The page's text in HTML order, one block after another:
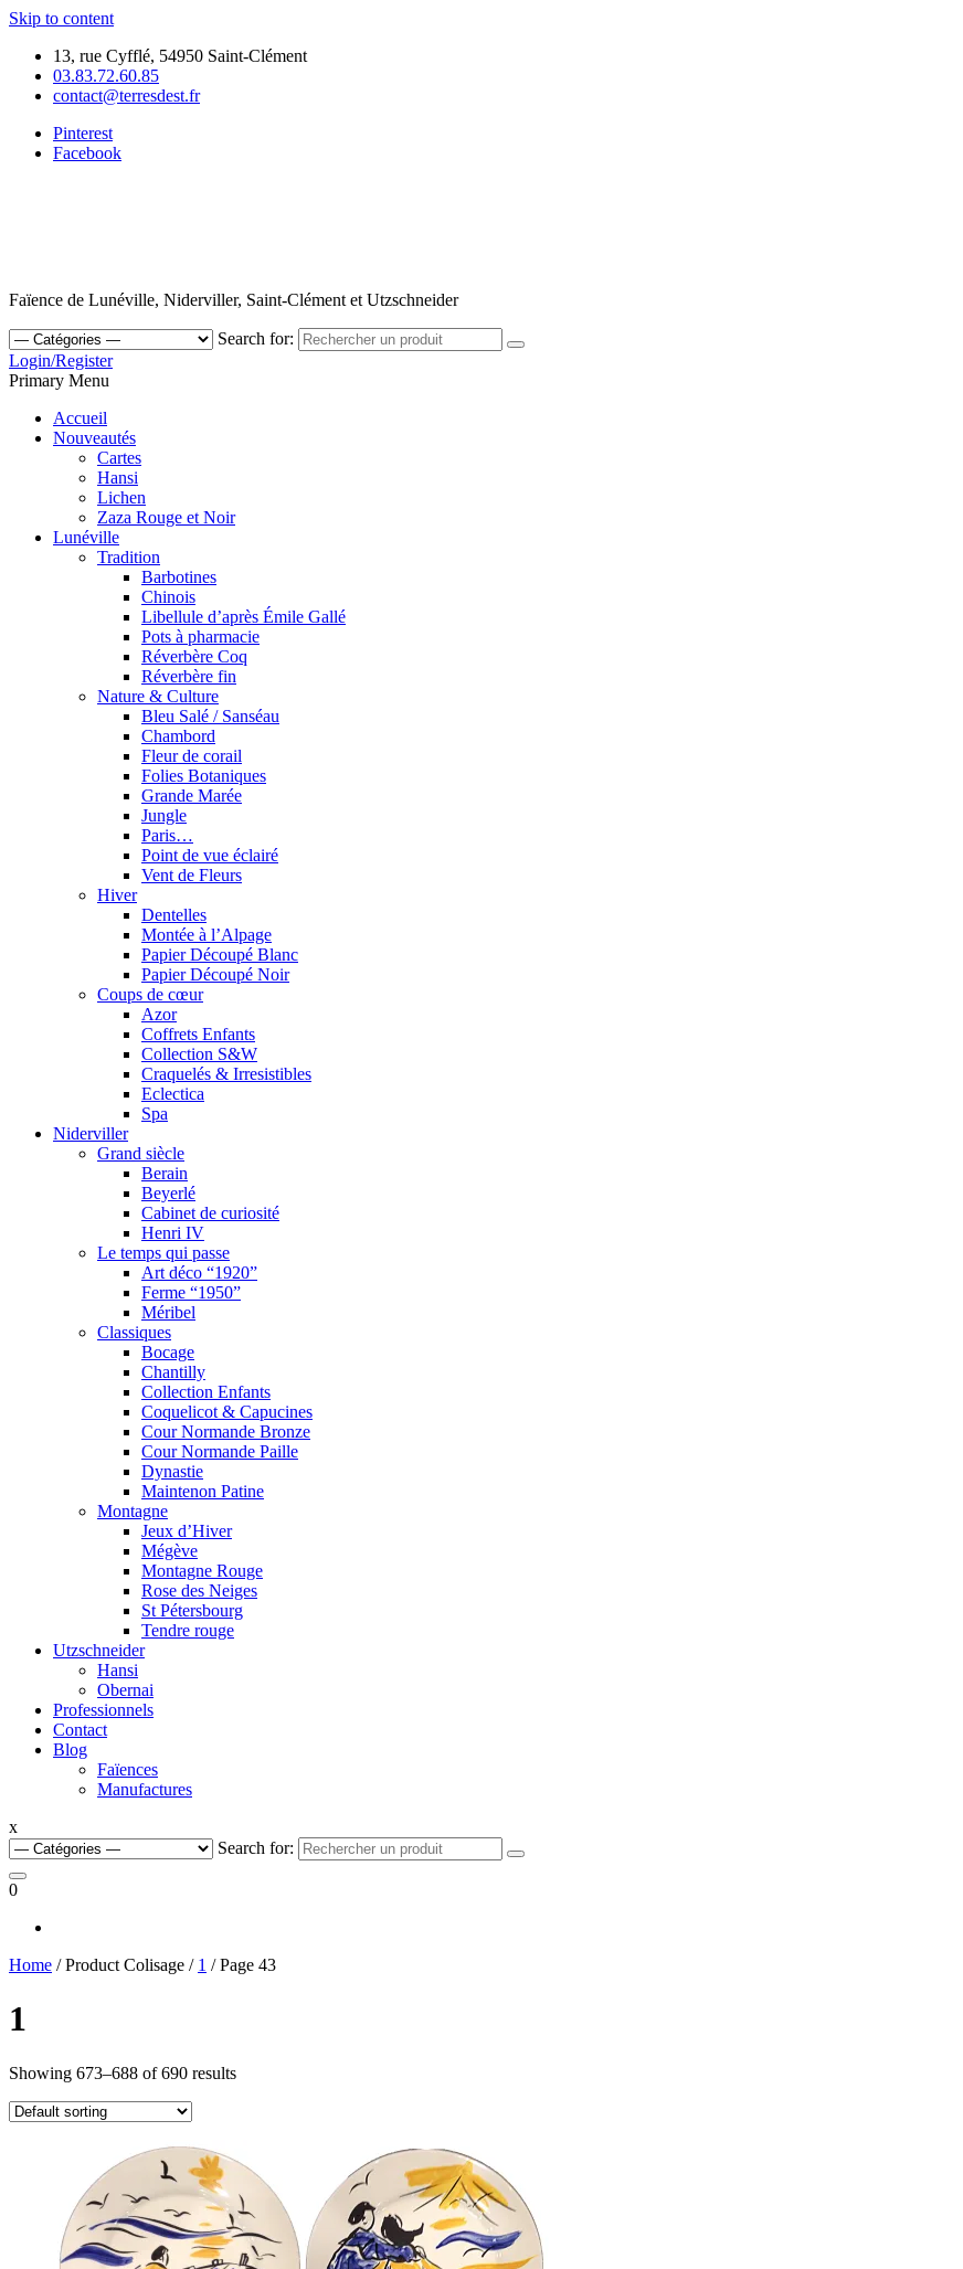
Skip to content
13, rue Cyfflé, 54950 Saint-Clément
03.83.72.60.85
contact@terresdest.fr
Pinterest
Facebook
Faïence de Lunéville, Niderviller, Saint-Clément et Utzschneider
Search for:
Login/Register
Primary Menu
Accueil
Nouveautés
Cartes
Hansi
Lichen
Zaza Rouge et Noir
Lunéville
Tradition
Barbotines
Chinois
Libellule d’après Émile Gallé
Pots à pharmacie
Réverbère Coq
Réverbère fin
Nature & Culture
Bleu Salé / Sanséau
Chambord
Fleur de corail
Folies Botaniques
Grande Marée
Jungle
Paris…
Point de vue éclairé
Vent de Fleurs
Hiver
Dentelles
Montée à l’Alpage
Papier Découpé Blanc
Papier Découpé Noir
Coups de cœur
Azor
Coffrets Enfants
Collection S&W
Craquelés & Irresistibles
Eclectica
Spa
Niderviller
Grand siècle
Berain
Beyerlé
Cabinet de curiosité
Henri IV
Le temps qui passe
Art déco “1920”
Ferme “1950”
Méribel
Classiques
Bocage
Chantilly
Collection Enfants
Coquelicot & Capucines
Cour Normande Bronze
Cour Normande Paille
Dynastie
Maintenon Patine
Montagne
Jeux d’Hiver
Mégève
Montagne Rouge
Rose des Neiges
St Pétersbourg
Tendre rouge
Utzschneider
Hansi
Obernai
Professionnels
Contact
Blog
Faïences
Manufactures
x
Search for:
0
Home / Product Colisage / 1 / Page 43
1
Showing 673–688 of 690 results